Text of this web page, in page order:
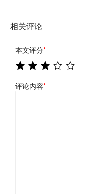
相关评论
本文评分*
评论内容*